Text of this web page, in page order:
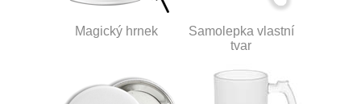
Magický hrnek
Samolepka vlastní
tvar